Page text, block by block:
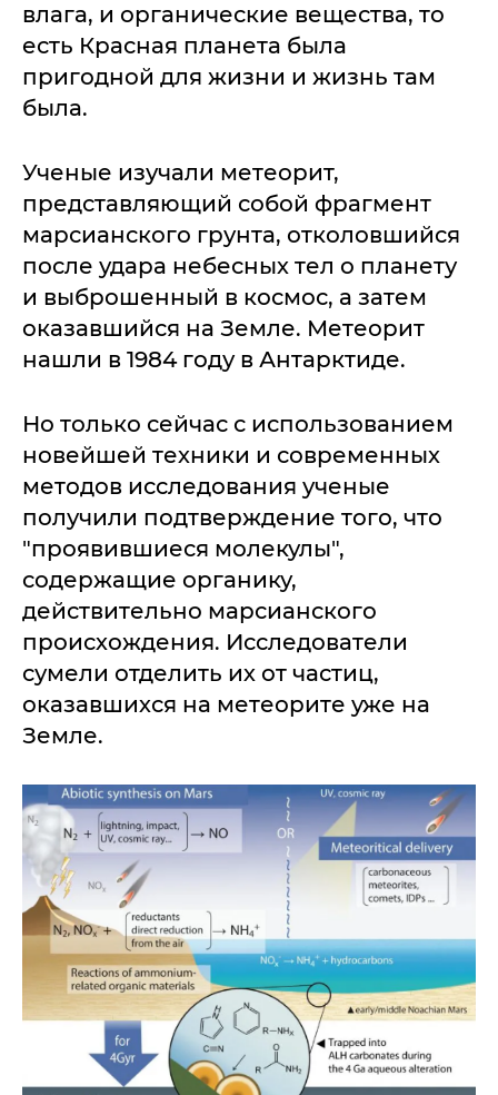
влага, и органические вещества, то
есть Красная планета была
пригодной для жизни и жизнь там
была.
Ученые изучали метеорит,
представляющий собой фрагмент
марсианского грунта, отколовшийся
после удара небесных тел о планету
и выброшенный в космос, а затем
оказавшийся на Земле. Метеорит
нашли в 1984 году в Антарктиде.
Но только сейчас с использованием
новейшей техники и современных
методов исследования ученые
получили подтверждение того, что
"проявившиеся молекулы",
содержащие органику,
действительно марсианского
происхождения. Исследователи
сумели отделить их от частиц,
оказавшихся на метеорите уже на
Земле.